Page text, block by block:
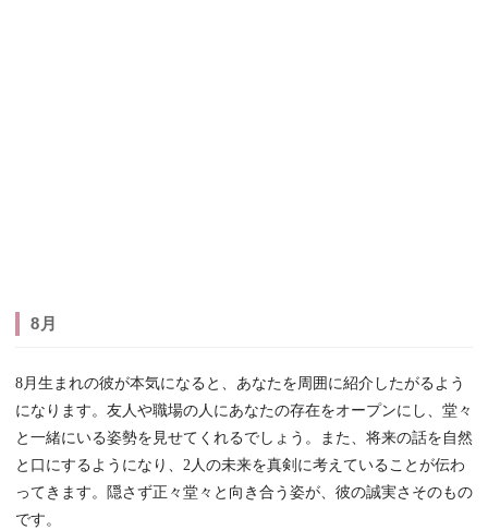
8月
8月生まれの彼が本気になると、あなたを周囲に紹介したがるよう
になります。友人や職場の人にあなたの存在をオープンにし、堂々
と一緒にいる姿勢を見せてくれるでしょう。また、将来の話を自然
と口にするようになり、2人の未来を真剣に考えていることが伝わ
ってきます。隠さず正々堂々と向き合う姿が、彼の誠実さそのもの
です。